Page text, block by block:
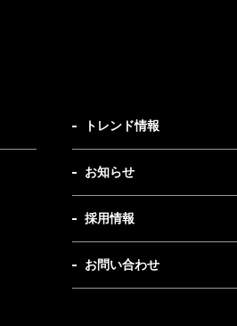
トレンド情報
お知らせ
採用情報
お問い合わせ